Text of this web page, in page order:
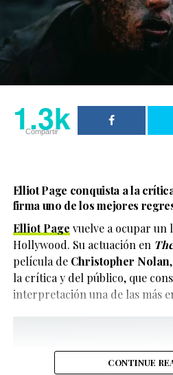
1.3k
Compartir
Elliot Page conquista a la
firma uno de los mejores
Elliot Page vuelve a ocupar un
Hollywood. Su actuación en
película de Christopher Nolan
la crítica y del público, que
interpretación una de las más
CONTINUE